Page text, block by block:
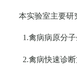
本实验室主要研
1.禽病病原分
2.禽病快速诊